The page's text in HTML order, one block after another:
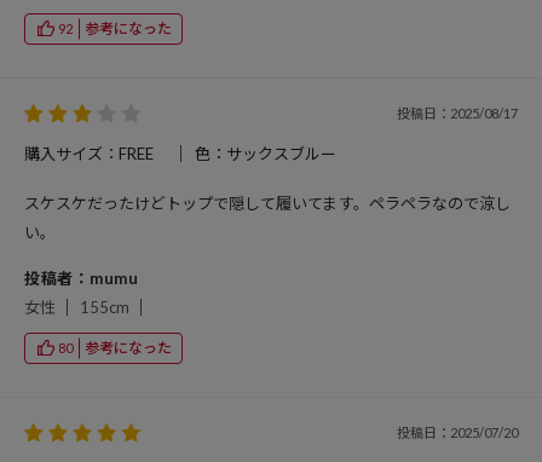
92 参考になった
投稿日：2025/08/17
購入サイズ：FREE 色：サックスブルー
スケスケだったけどトップで隠して履いてます。ペラペラなので涼し
い。
投稿者：mumu
女性
155cm
80 参考になった
投稿日：2025/07/20